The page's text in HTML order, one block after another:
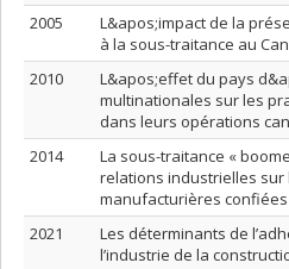
2005
L&apos;impact de la
à la sous-traitance au
2010
L&apos;effet du pays
multinationales sur les
dans leurs opérations
2014
La sous-traitance «
relations industrielles sur
manufacturières
2021
Les déterminants de
l’industrie de la